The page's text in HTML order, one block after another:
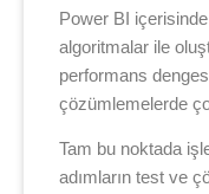
Power BI
algoritmalar ile
performans
çözümlemelerde
Tam bu noktada
adımların test ve